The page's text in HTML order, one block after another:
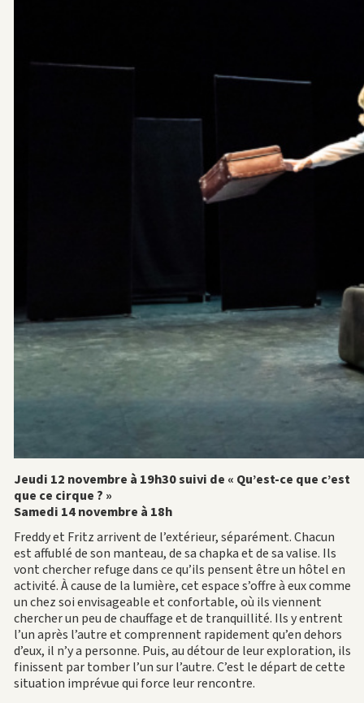
Jeudi 12 novembre à 19h30 suivi de « Qu’est-ce que c’est
que ce cirque ? »
Samedi 14 novembre à 18h
Freddy et Fritz arrivent de l’extérieur, séparément. Chacun
est affublé de son manteau, de sa chapka et de sa valise. Ils
vont chercher refuge dans ce qu’ils pensent être un hôtel en
activité. À cause de la lumière, cet espace s’offre à eux comme
un chez soi envisageable et confortable, où ils viennent
chercher un peu de chauffage et de tranquillité. Ils y entrent
l’un après l’autre et comprennent rapidement qu’en dehors
d’eux, il n’y a personne. Puis, au détour de leur exploration, ils
finissent par tomber l’un sur l’autre. C’est le départ de cette
situation imprévue qui force leur rencontre.